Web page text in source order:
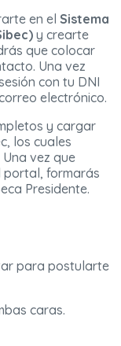
en el Sistema
y crearte
que colocar
Una vez
con tu DNI
electrónico.
y cargar
los cuales
vez que
formarás
Presidente.
para postularte
caras.